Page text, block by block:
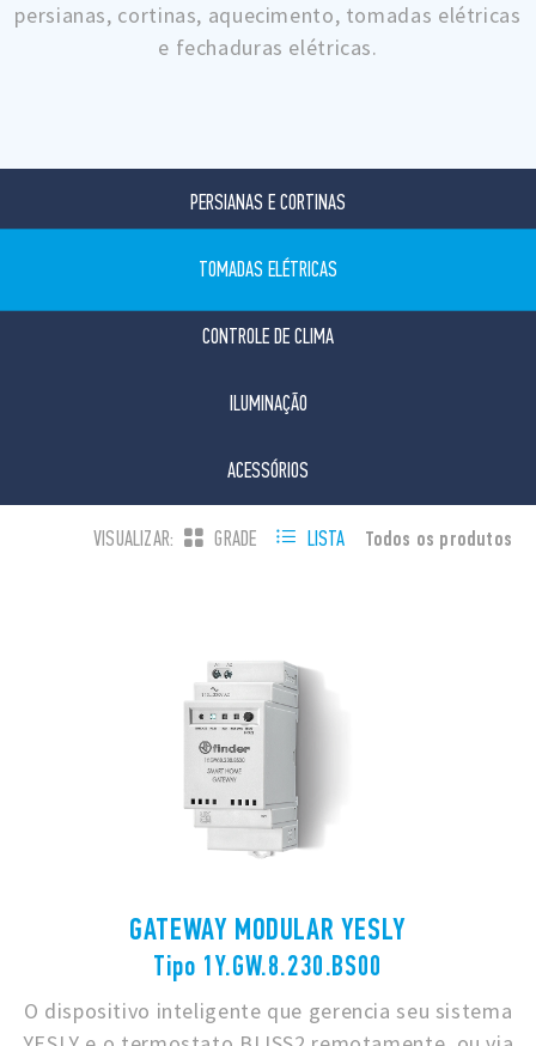
persianas, cortinas, aquecimento, tomadas elétricas
e fechaduras elétricas.
PERSIANAS E CORTINAS
TOMADAS ELÉTRICAS
CONTROLE DE CLIMA
ILUMINAÇÃO
ACESSÓRIOS
VISUALIZAR: GRADE LISTA Todos os produtos
GATEWAY MODULAR YESLY
Tipo 1Y.GW.8.230.BS00
O dispositivo inteligente que gerencia seu sistema